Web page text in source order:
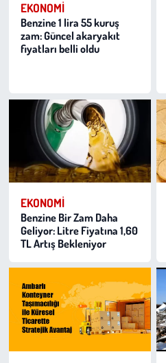
EKONOMI
Benzine 1 lira 55 kuruş
zam: Güncel akaryakıt
fiyatları belli oldu
EKONOMI
Benzine Bir Zam Daha
Geliyor: Litre Fiyatına 1,60
TL Artış Bekleniyor